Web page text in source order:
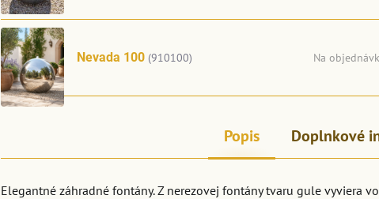
Popis Doplnkové
Elegantné záhradné fontány. Z nerezovej fontány tvaru gule vyviera
Nevada 100 (910100) Na